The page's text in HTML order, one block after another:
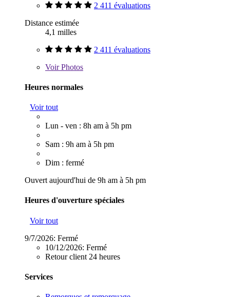
2 411 évaluations
Distance estimée
4,1 milles
2 411 évaluations
VoirPhotos
Heures normales
Voir tout
Lun - ven : 8h am à 5h pm
Sam : 9h am à 5h pm
Dim : fermé
Ouvert aujourd'hui de 9h am à 5h pm
Heures d'ouverture spéciales
Voir tout
9/7/2026: Fermé
10/12/2026: Fermé
Retour client 24 heures
Services